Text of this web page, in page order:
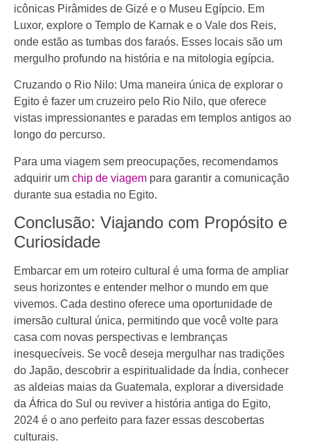
icônicas Pirâmides de Gizé e o Museu Egípcio. Em
Luxor, explore o Templo de Karnak e o Vale dos Reis,
onde estão as tumbas dos faraós. Esses locais são um
mergulho profundo na história e na mitologia egípcia.
Cruzando o Rio Nilo: Uma maneira única de explorar o
Egito é fazer um cruzeiro pelo Rio Nilo, que oferece
vistas impressionantes e paradas em templos antigos ao
longo do percurso.
Para uma viagem sem preocupações, recomendamos
adquirir um chip de viagem para garantir a comunicação
durante sua estadia no Egito.
Conclusão: Viajando com Propósito e
Curiosidade
Embarcar em um roteiro cultural é uma forma de ampliar
seus horizontes e entender melhor o mundo em que
vivemos. Cada destino oferece uma oportunidade de
imersão cultural única, permitindo que você volte para
casa com novas perspectivas e lembranças
inesquecíveis. Se você deseja mergulhar nas tradições
do Japão, descobrir a espiritualidade da Índia, conhecer
as aldeias maias da Guatemala, explorar a diversidade
da África do Sul ou reviver a história antiga do Egito,
2024 é o ano perfeito para fazer essas descobertas
culturais.